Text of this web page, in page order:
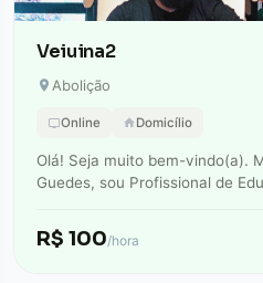
Veiuina2
Abolição
Online Domicílio
Olá! Seja muito bem-vindo(a).
Guedes, sou Profissional de
R$ 100/hora